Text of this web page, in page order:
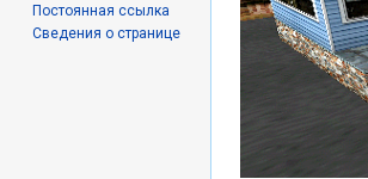
Постоянная ссылка
Сведения о странице